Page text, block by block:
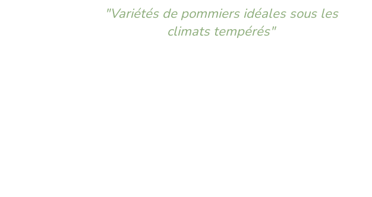
"Variétés de pommiers idéales sous les
climats tempérés"